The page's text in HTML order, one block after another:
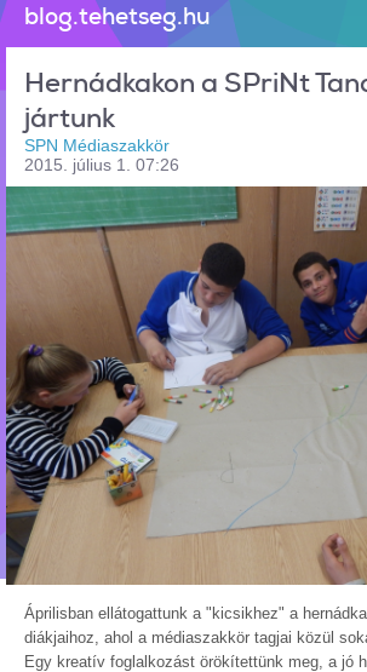
blog.tehetseg.hu
Hernádkakon a SPriNt
jártunk
SPN Médiaszakkör
2015. július 1. 07:26
Áprilisban ellátogattunk a "kicsikhez" a
diákjaihoz, ahol a médiaszakkör tagjai közül
Egy kreatív foglalkozást örökítettünk meg, a jó